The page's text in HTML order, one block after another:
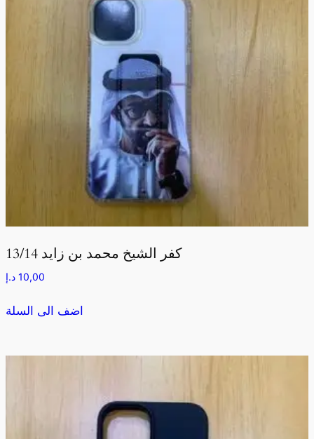
كفر الشيخ محمد بن زايد 13/14
10,00 د.إ
اضف الى السلة